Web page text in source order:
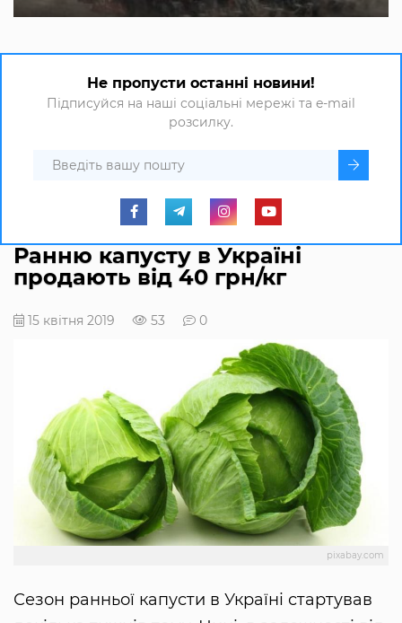
Не пропусти останні новини!
Підписуйся на наші соціальні мережі та e-mail
розсилку.
Ранню капусту в Україні
продають від 40 грн/кг
15 квітня 2019 53 0
pixabay.com
Сезон ранньої капусти в Україні стартував